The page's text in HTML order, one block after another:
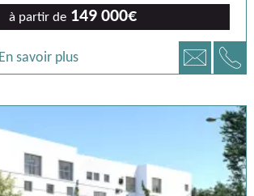
à partir de 149 000€
En savoir plus 📧 📞